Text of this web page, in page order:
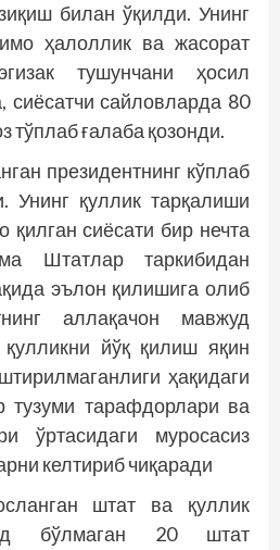
билан ўқилди. Унинг
ҳалоллик ва жасорат
тушунчани ҳосил
сиё­сатчи сайловларда 80
тўплаб ғалаба қозонди.
президентнинг кўплаб
Унинг қуллик тарқалиши
қилган сиёсати бир нечта
Штатлар таркибидан
эълон қилишига олиб
аллақачон мавжуд
йўқ қилиш яқин
ҳақидаги
тузуми тарафдорлари ва
ўртасидаги муросасиз
келтириб чиқаради
штат ва қуллик
бўлмаган 20 штат